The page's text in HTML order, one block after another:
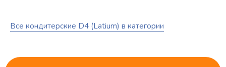
Все кондитерские D4 (Latium) в категории